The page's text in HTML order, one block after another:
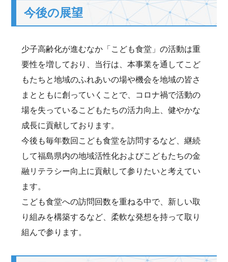
今後の展望
少子高齢化が進むなか「こども食堂」の活動は重
要性を増しており、当行は、本事業を通してこど
もたちと地域のふれあいの場や機会を地域の皆さ
まとともに創っていくことで、コロナ禍で活動の
場を失っているこどもたちの活力向上、健やかな
成長に貢献しております。
今後も毎年数回こども食堂を訪問するなど、継続
して福島県内の地域活性化およびこどもたちの金
融リテラシー向上に貢献して参りたいと考えてい
ます。
こども食堂への訪問回数を重ねる中で、新しい取
り組みを構築するなど、柔軟な発想を持って取り
組んで参ります。